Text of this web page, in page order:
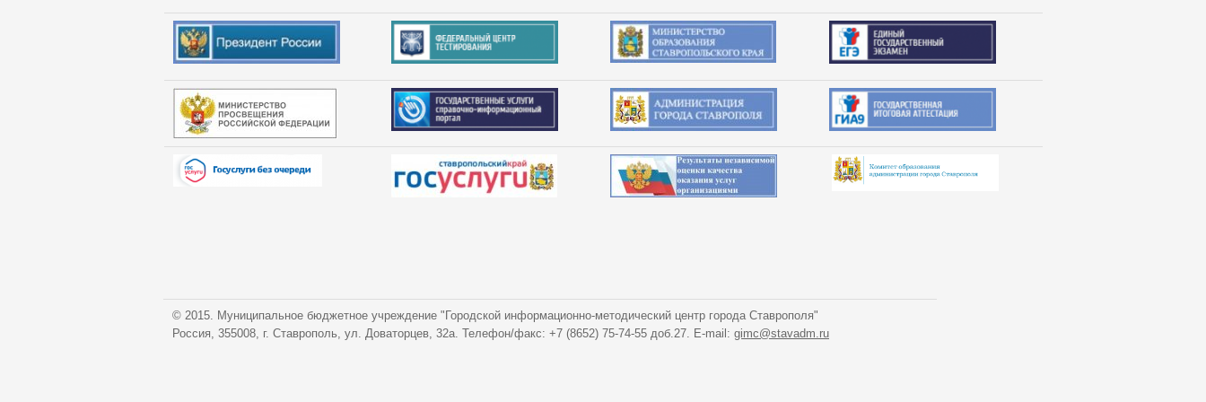
© 2015. Муниципальное бюджетное учреждение "Городской информационно-методический центр города Ставрополя"
Россия, 355008, г. Ставрополь, ул. Доваторцев, 32а. Телефон/факс: +7 (8652) 75-74-55 доб.27. E-mail: gimc@stavadm.ru